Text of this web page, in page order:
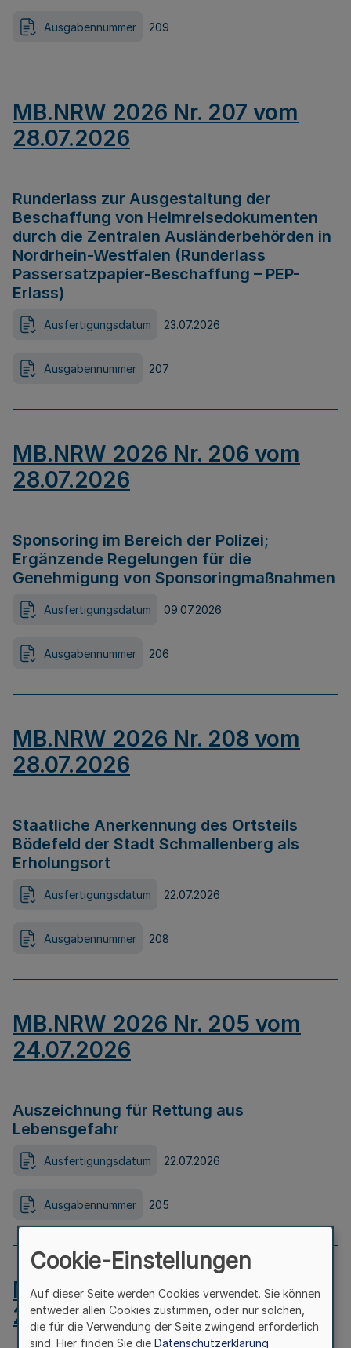
Ausgabennummer 209
MB.NRW 2026 Nr. 207 vom
28.07.2026
Runderlass zur Ausgestaltung der
Beschaffung von Heimreisedokumenten
durch die Zentralen Ausländerbehörden in
Nordrhein-Westfalen (Runderlass
Passersatzpapier-Beschaffung – PEP-
Erlass)
Ausfertigungsdatum 23.07.2026
Ausgabennummer 207
MB.NRW 2026 Nr. 206 vom
28.07.2026
Sponsoring im Bereich der Polizei;
Ergänzende Regelungen für die
Genehmigung von Sponsoringmaßnahmen
Ausfertigungsdatum 09.07.2026
Ausgabennummer 206
MB.NRW 2026 Nr. 208 vom
28.07.2026
Staatliche Anerkennung des Ortsteils
Bödefeld der Stadt Schmallenberg als
Erholungsort
Ausfertigungsdatum 22.07.2026
Ausgabennummer 208
MB.NRW 2026 Nr. 205 vom
24.07.2026
Auszeichnung für Rettung aus
Lebensgefahr
Ausfertigungsdatum 22.07.2026
Ausgabennummer 205
MB.NRW 2026 Nr. 204 vom
24.07.2026
Cookie-Einstellungen
Auf dieser Seite werden Cookies verwendet. Sie können
entweder allen Cookies zustimmen, oder nur solchen,
die für die Verwendung der Seite zwingend erforderlich
sind. Hier finden Sie die Datenschutzerklärung